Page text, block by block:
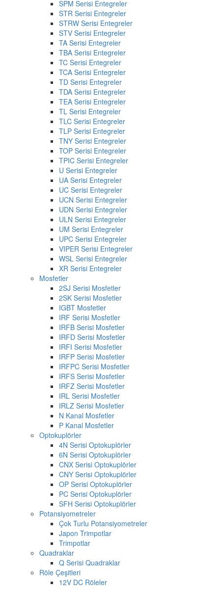
SPM Serisi Entegreler
STR Serisi Entegreler
STRW Serisi Entegreler
STV Serisi Entegreler
TA Serisi Entegreler
TBA Serisi Entegreler
TC Serisi Entegreler
TCA Serisi Entegreler
TD Serisi Entegreler
TDA Serisi Entegreler
TEA Serisi Entegreler
TL Serisi Entegreler
TLC Serisi Entegreler
TLP Serisi Entegreler
TNY Serisi Entegreler
TOP Serisi Entegreler
TPIC Serisi Entegreler
U Serisi Entegreler
UA Serisi Entegreler
UC Serisi Entegreler
UCN Serisi Entegreler
UDN Serisi Entegreler
ULN Serisi Entegreler
UM Serisi Entegreler
UPC Serisi Entegreler
VIPER Serisi Entegreler
WSL Serisi Entegreler
XR Serisi Entegreler
Mosfetler
2SJ Serisi Mosfetler
2SK Serisi Mosfetler
IGBT Mosfetler
IRF Serisi Mosfetler
IRFB Serisi Mosfetler
IRFD Serisi Mosfetler
IRFI Serisi Mosfetler
IRFP Serisi Mosfetler
IRFPC Serisi Mosfetler
IRFS Serisi Mosfetler
IRFZ Serisi Mosfetler
IRL Serisi Mosfetler
IRLZ Serisi Mosfetler
N Kanal Mosfetler
P Kanal Mosfetler
Optokuplörler
4N Serisi Optokuplörler
6N Serisi Optokuplörler
CNX Serisi Optokuplörler
CNY Serisi Optokuplörler
OP Serisi Optokuplörler
PC Serisi Optokuplörler
SFH Serisi Optokuplörler
Potansiyometreler
Çok Turlu Potansiyometreler
Japon Trimpotlar
Trimpotlar
Quadraklar
Q Serisi Quadraklar
Röle Çeşitleri
12V DC Röleler